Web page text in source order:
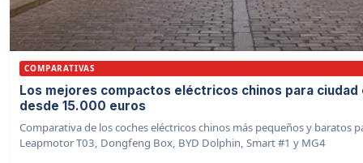
COMPARATIVAS
Los mejores compactos eléctricos chinos para ciudad
desde 15.000 euros
Comparativa de los coches eléctricos chinos más pequeños y baratos
Leapmotor T03, Dongfeng Box, BYD Dolphin, Smart #1 y MG4